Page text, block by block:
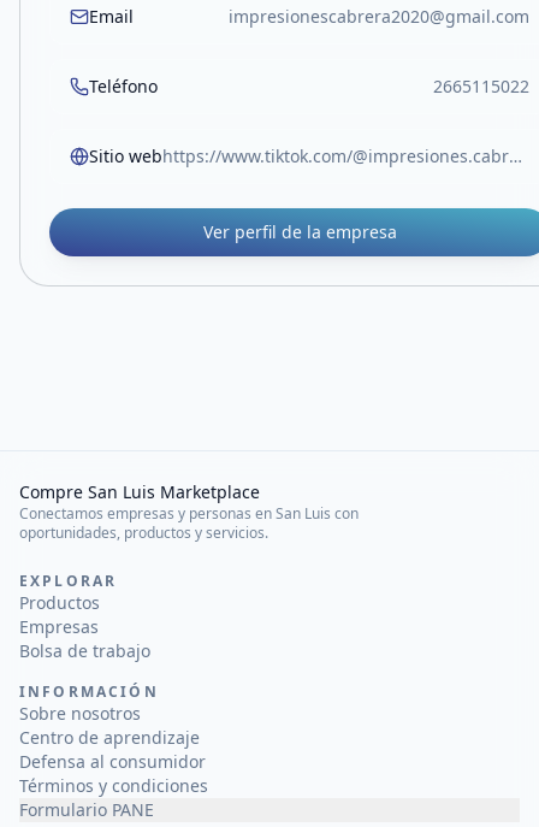
Email impresionescabrera2020@gmail.com
Teléfono 2665115022
Sitio web https://www.tiktok.com/@impresiones.cabrera?_r=1&_t=ZM-91s5BkemFEO
Ver perfil de la empresa
Compre San Luis Marketplace
Conectamos empresas y personas en San Luis con
oportunidades, productos y servicios.
EXPLORAR
Productos
Empresas
Bolsa de trabajo
INFORMACIÓN
Sobre nosotros
Centro de aprendizaje
Defensa al consumidor
Términos y condiciones
Formulario PANE